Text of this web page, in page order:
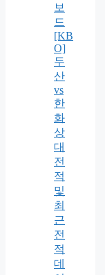
보
드
[KB
O]
두
산
vs
한
화
상
대
전
적
및
최
근
전
적
데